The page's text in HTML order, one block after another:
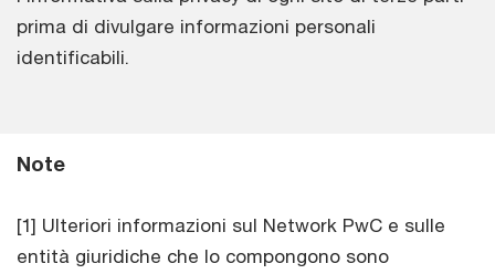
prima di divulgare informazioni personali
identificabili.
Note
[1] Ulteriori informazioni sul Network PwC e sulle
entità giuridiche che lo compongono sono